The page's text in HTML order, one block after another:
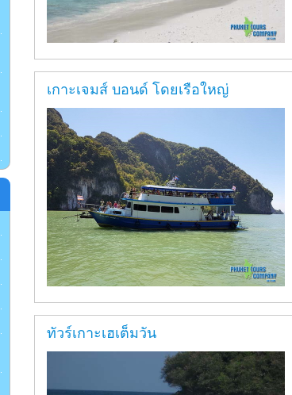
เกาะเจมส์ บอนด์ โดยเรือใหญ่
ทัวร์เกาะเฮเต็มวัน